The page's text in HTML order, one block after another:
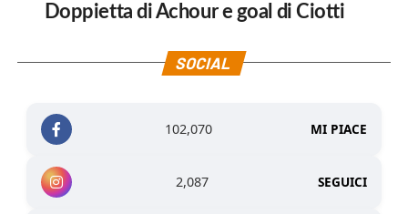
Doppietta di Achour e goal di Ciotti
SOCIAL
102,070 MI PIACE
2,087 SEGUICI